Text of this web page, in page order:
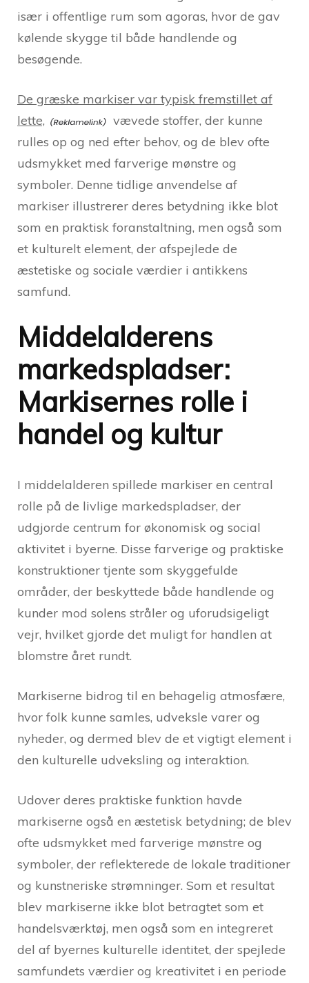
især i offentlige rum som agoras, hvor de gav
kølende skygge til både handlende og
besøgende.
De græske markiser var typisk fremstillet af
lette,
vævede stoffer, der kunne
rulles op og ned efter behov, og de blev ofte
udsmykket med farverige mønstre og
symboler. Denne tidlige anvendelse af
markiser illustrerer deres betydning ikke blot
som en praktisk foranstaltning, men også som
et kulturelt element, der afspejlede de
æstetiske og sociale værdier i antikkens
samfund.
Middelalderens
markedspladser:
Markisernes rolle i
handel og kultur
I middelalderen spillede markiser en central
rolle på de livlige markedspladser, der
udgjorde centrum for økonomisk og social
aktivitet i byerne. Disse farverige og praktiske
konstruktioner tjente som skyggefulde
områder, der beskyttede både handlende og
kunder mod solens stråler og uforudsigeligt
vejr, hvilket gjorde det muligt for handlen at
blomstre året rundt.
Markiserne bidrog til en behagelig atmosfære,
hvor folk kunne samles, udveksle varer og
nyheder, og dermed blev de et vigtigt element i
den kulturelle udveksling og interaktion.
Udover deres praktiske funktion havde
markiserne også en æstetisk betydning; de blev
ofte udsmykket med farverige mønstre og
symboler, der reflekterede de lokale traditioner
og kunstneriske strømninger. Som et resultat
blev markiserne ikke blot betragtet som et
handelsværktøj, men også som en integreret
del af byernes kulturelle identitet, der spejlede
samfundets værdier og kreativitet i en periode